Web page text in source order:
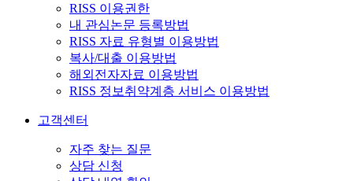
RISS 이용권한
내 관심논문 등록방법
RISS 자료 유형별 이용방법
복사/대출 이용방법
해외전자자료 이용방법
RISS 정보취약계층 서비스 이용방법
고객센터
자주 찾는 질문
상담 신청